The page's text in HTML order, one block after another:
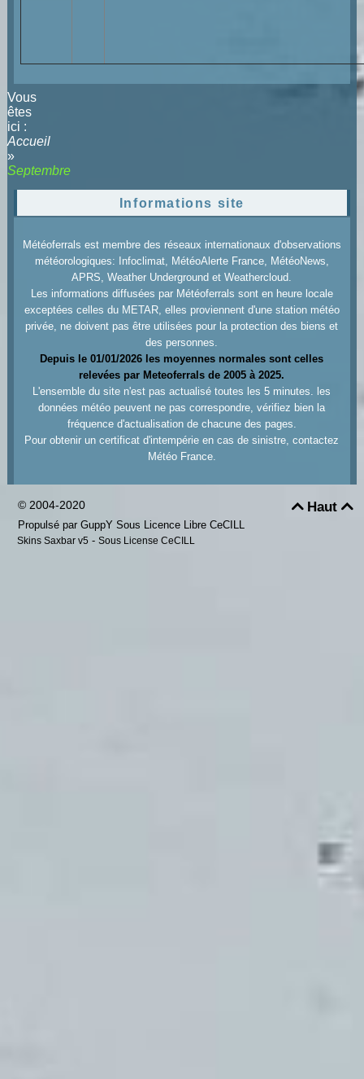
Vous
êtes
ici :
Accueil
»
Septembre
Informations site
Météoferrals est membre des réseaux internationaux d'observations
météorologiques: Infoclimat, MétéoAlerte France, MétéoNews,
APRS, Weather Underground et Weathercloud.
Les informations diffusées par Météoferrals sont en heure locale
exceptées celles du METAR, elles proviennent d'une station météo
privée, ne doivent pas être utilisées pour la protection des biens et
des personnes.
Depuis le 01/01/2026 les moyennes normales sont celles
relevées par Meteoferrals de 2005 à 2025.
L'ensemble du site n'est pas actualisé toutes les 5 minutes. les
données météo peuvent ne pas correspondre, vérifiez bien la
fréquence d'actualisation de chacune des pages.
Pour obtenir un certificat d'intempérie en cas de sinistre, contactez
Météo France.
Haut
© 2004-2020
Propulsé par GuppY Sous Licence Libre CeCILL
Skins Saxbar v5 - Sous License CeCILL